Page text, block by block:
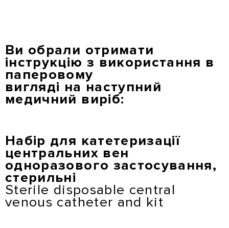
вмісту
Ви обрали отримати
інструкцію з використання в
паперовому
вигляді на наступний
медичний виріб:
Набір для катетеризації
центральних вен
одноразового застосування,
стерильні
Sterile disposable central
venous catheter and kit